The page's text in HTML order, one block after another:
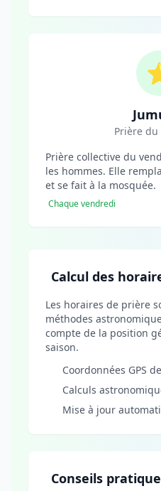
Prière
Prière collective du
les hommes. Elle
et se fait à la mosquée.
Chaque vendredi
Calcul des
Les horaires de prière
méthodes
compte de la position
saison.
Coordonnées GPS
Calculs
Mise à jour
Conseils